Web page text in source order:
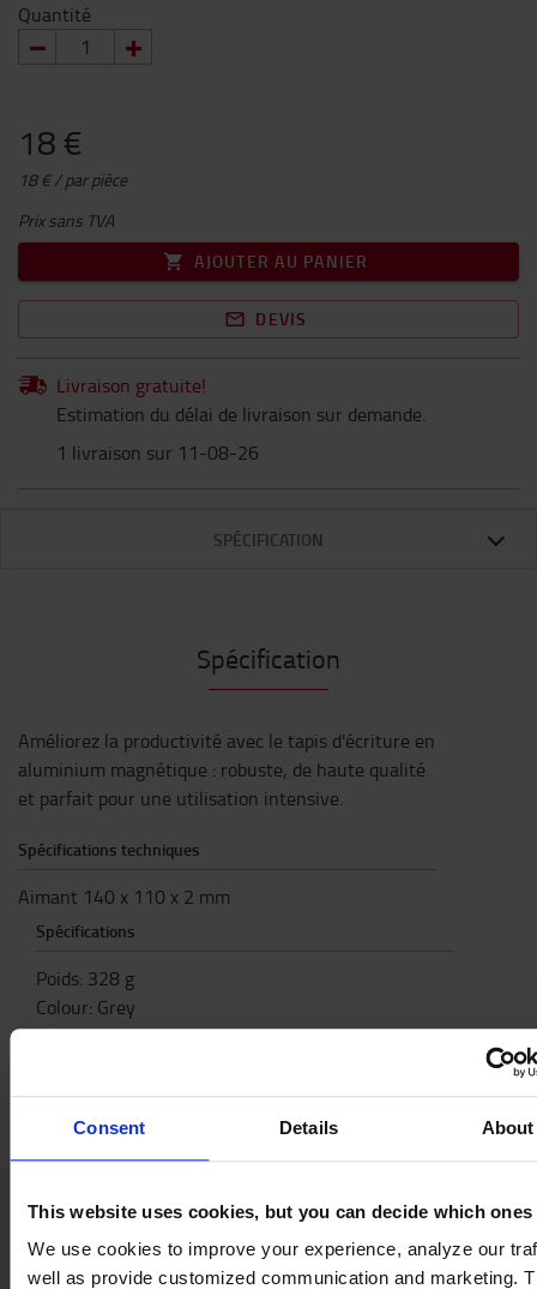
Consent Details About
This website uses cookies, but you can decide which ones
We use cookies to improve your experience, analyze our
well as provide customized communication and marketing.
Quantité
18 €
18 € / par pièce
Prix sans TVA
AJOUTER AU PANIER
DEVIS
Livraison gratuite!
Estimation du délai de livraison sur demande.
1 livraison sur 11-08-26
SPÉCIFICATION
Spécification
Améliorez la productivité avec le tapis d'écriture en
aluminium magnétique : robuste, de haute qualité
et parfait pour une utilisation intensive.
Spécifications techniques
Aimant 140 x 110 x 2 mm
Spécifications
Poids: 328 g
Colour: Grey
Hauteur:2,5cm
Longueur:31,5cm
Contactez-nous